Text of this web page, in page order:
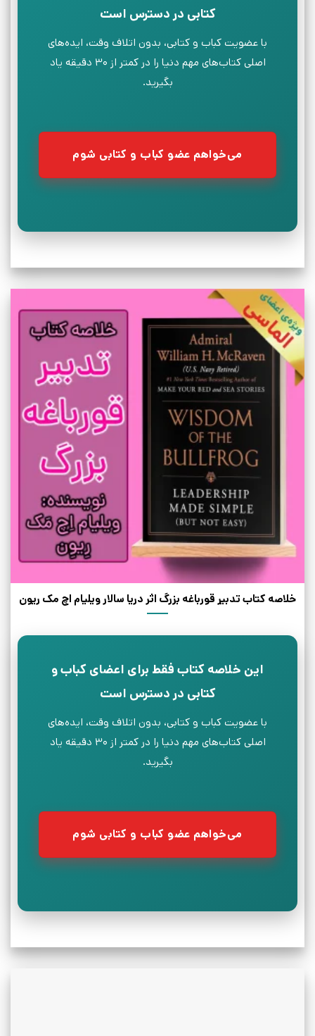
کتابی در دسترس است
با عضویت کباب و کتابی، بدون اتلاف وقت، ایده‌های
اصلی کتاب‌های مهم دنیا را در کمتر از ۳۰ دقیقه یاد
بگیرید.
می‌خواهم عضو کباب و کتابی شوم
خلاصه کتاب تدبیر قورباغه بزرگ اثر دریا سالار ویلیام اچ مک ریون
این خلاصه کتاب فقط برای اعضای کباب و
کتابی در دسترس است
با عضویت کباب و کتابی، بدون اتلاف وقت، ایده‌های
اصلی کتاب‌های مهم دنیا را در کمتر از ۳۰ دقیقه یاد
بگیرید.
می‌خواهم عضو کباب و کتابی شوم